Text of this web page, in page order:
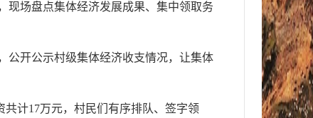
现场盘点集体经济发展成果、集中领取务
公开公示村级集体经济收支情况，让集体
计17万元，村民们有序排队、签字领